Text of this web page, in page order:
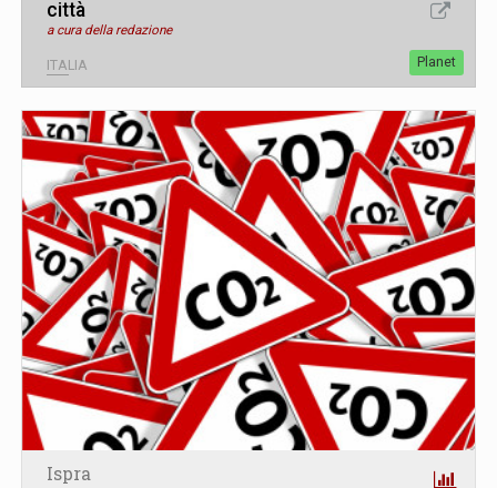
città
a cura della redazione
ITALIA Planet
Ispra